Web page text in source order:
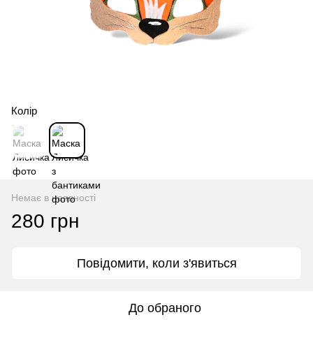
Колір
Немає в наявності
280 грн
Повідомити, коли з'явиться
До обраного